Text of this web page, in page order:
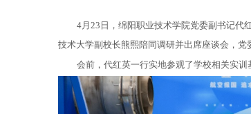
4月23日，绵阳职业技术学院党委副书记代
技术大学副校长熊熙陪同调研并出席座谈会，党
会前，代红英一行实地参观了学校相关实